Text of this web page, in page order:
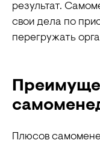
результат.
свои дела по
перегружать
Плюсов